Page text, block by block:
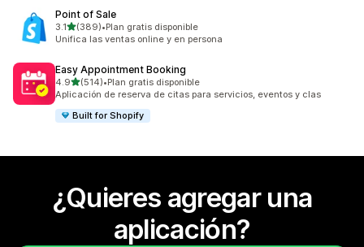
Point of Sale
3.1de 5 estrellas
(389)
389 reseñas en total
•Plan gratis disponible
Unifica las ventas online y en persona
Easy Appointment Booking
4.9de 5 estrellas
(514)
514 reseñas en total
•Plan gratis disponible
Aplicación de reserva de citas para servicios, eventos y clas
Built for Shopify
¿Quieres agregar una
aplicación?